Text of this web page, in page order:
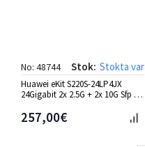
No: 48744 Stok: Stokta var
Huawei eKit S220S-24LP4JX
24Gigabit 2x 2.5G + 2x 10G Sfp L2
257,00€